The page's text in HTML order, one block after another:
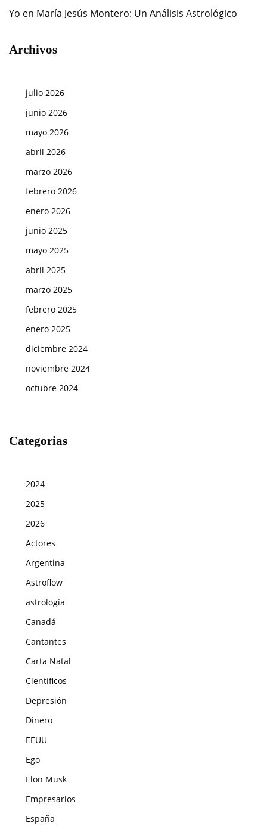
Yo en María Jesús Montero: Un Análisis Astrológico
Archivos
julio 2026
junio 2026
mayo 2026
abril 2026
marzo 2026
febrero 2026
enero 2026
junio 2025
mayo 2025
abril 2025
marzo 2025
febrero 2025
enero 2025
diciembre 2024
noviembre 2024
octubre 2024
Categorias
2024
2025
2026
Actores
Argentina
Astroflow
astrología
Canadá
Cantantes
Carta Natal
Científicos
Depresión
Dinero
EEUU
Ego
Elon Musk
Empresarios
España